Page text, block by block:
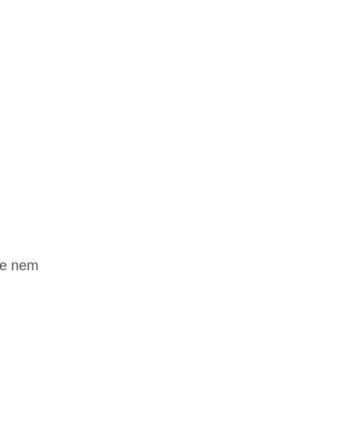
nem